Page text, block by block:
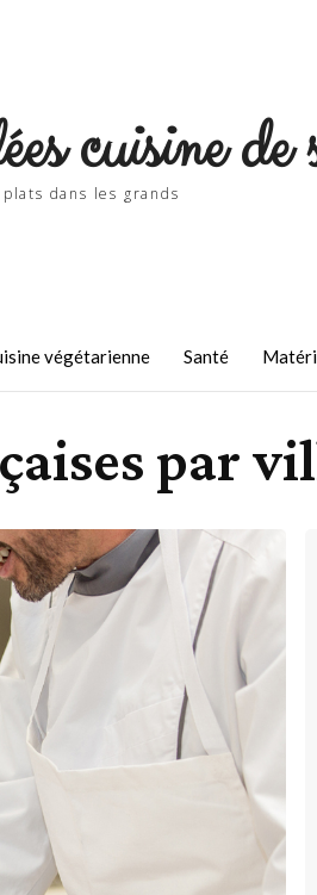
cuisine de
dans les grands
végétarienne Santé
par